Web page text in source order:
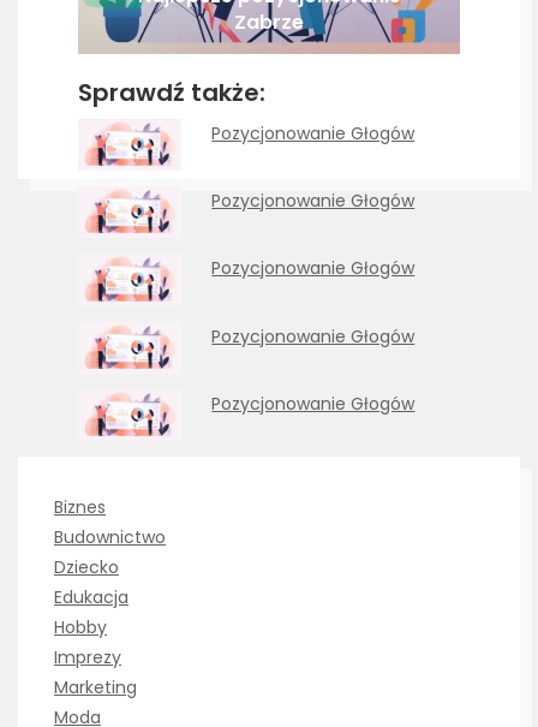
Zabrze
Sprawdź także:
Pozycjonowanie Głogów
Pozycjonowanie Głogów
Pozycjonowanie Głogów
Pozycjonowanie Głogów
Pozycjonowanie Głogów
Biznes
Budownictwo
Dziecko
Edukacja
Hobby
Imprezy
Marketing
Moda